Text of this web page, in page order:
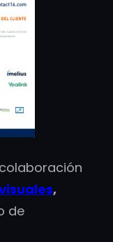
colaboración
,
de